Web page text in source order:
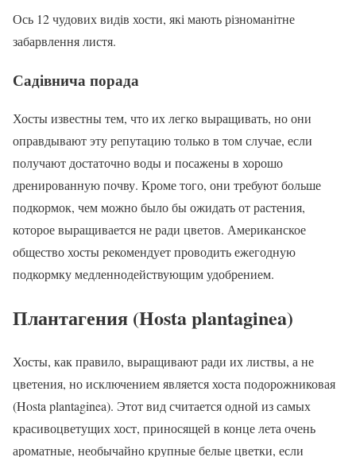
Ось 12 чудових видів хости, які мають різноманітне
забарвлення листя.
Садівнича порада
Хосты известны тем, что их легко выращивать, но они
оправдывают эту репутацию только в том случае, если
получают достаточно воды и посажены в хорошо
дренированную почву. Кроме того, они требуют больше
подкормок, чем можно было бы ожидать от растения,
которое выращивается не ради цветов. Американское
общество хосты рекомендует проводить ежегодную
подкормку медленнодействующим удобрением.
Плантагения (Hosta plantaginea)
Хосты, как правило, выращивают ради их листвы, а не
цветения, но исключением является хоста подорожниковая
(Hosta plantaginea). Этот вид считается одной из самых
красивоцветущих хост, приносящей в конце лета очень
ароматные, необычайно крупные белые цветки, если